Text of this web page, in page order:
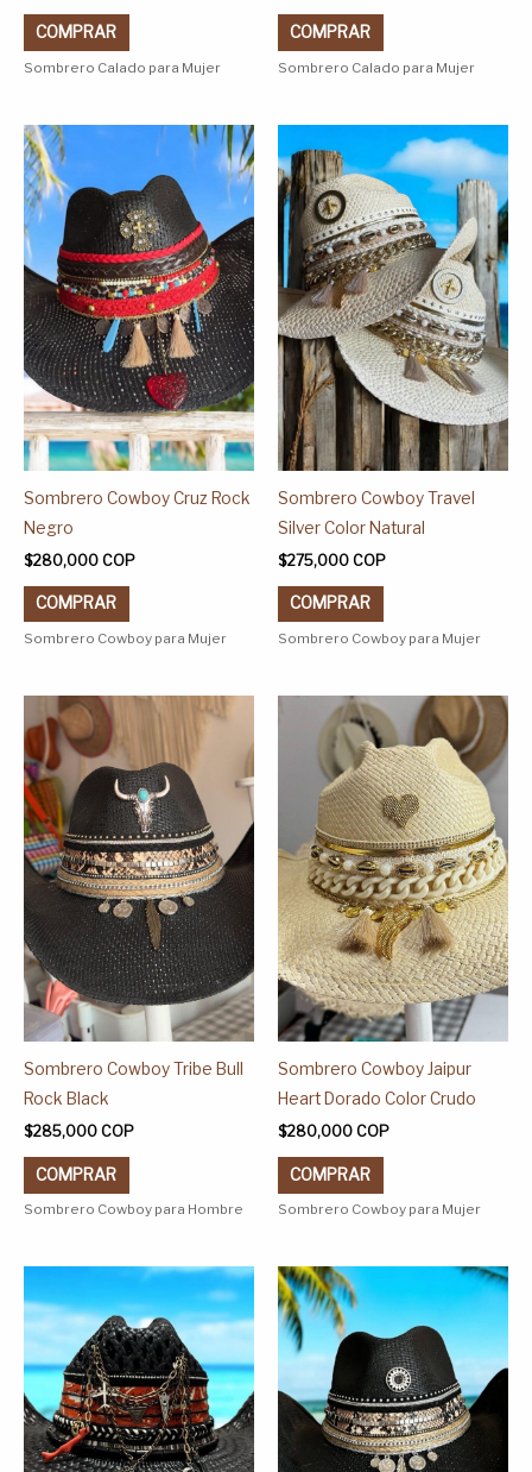
COMPRAR
Sombrero Calado para Mujer
COMPRAR
Sombrero Calado para Mujer
Sombrero Cowboy Cruz Rock
Negro
$280,000 COP
COMPRAR
tiene
múltiples
variantes.
Las
opciones
se
pueden
elegir
en
la
página
producto
Sombrero Cowboy para Mujer
Sombrero Cowboy Travel
Silver Color Natural
$275,000 COP
COMPRAR
Este
producto
tiene
múltiples
variantes.
Las
opciones
se
pueden
elegir
en
la
página
de
producto
Sombrero Cowboy para Mujer
Sombrero Cowboy Tribe Bull
Rock Black
$285,000 COP
COMPRAR
Este
producto
tiene
múltiples
variantes.
Las
opciones
se
pueden
elegir
en
página
producto
Sombrero Cowboy para Hombre
Sombrero Cowboy Jaipur
Heart Dorado Color Crudo
$280,000 COP
COMPRAR
Este
producto
tiene
múltiples
variantes.
Las
opciones
se
pueden
elegir
en
la
página
de
producto
Sombrero Cowboy para Mujer
Este
producto
tiene
múltiples
variantes.
Las
opciones
producto
tiene
múltiples
variantes.
Las
opciones